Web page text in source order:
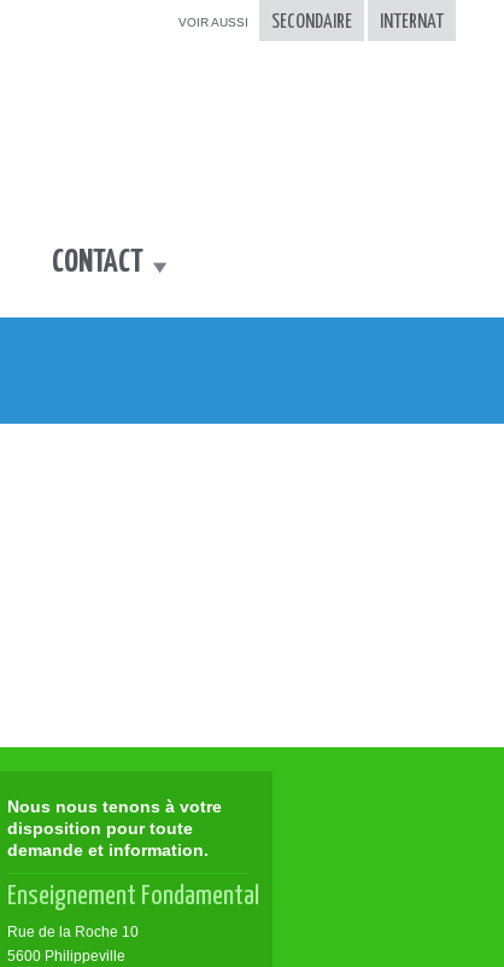
SECONDAIRE INTERNAT
CONTACT
Nous nous tenons à votre
disposition pour toute
demande et information.
Enseignement Fondamental
Rue de la Roche 10
5600 Philippeville